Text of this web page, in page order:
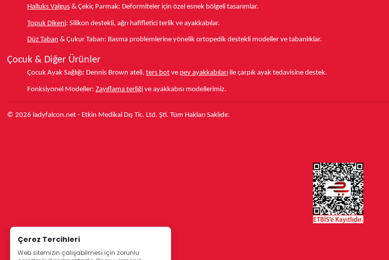
Halluks Valgus & Çekiç Parmak: Deformiteler için özel esnek bölgeli tasarımlar.
Topuk Dikeni: Silikon destekli, ağrı hafifletici terlik ve ayakkabılar.
Düz Taban & Çukur Taban: Basma problemlerine yönelik ortopedik destekli modeller ve tabanlıklar.
Çocuk & Diğer Ürünler
Çocuk Ayak Sağlığı: Dennis Brown ateli, ters bot ve pev ayakkabıları ile çarpık ayak tedavisine destek.
Fonksiyonel Modeller: Zayıflama terliği ve ayakkabısı modellerimiz.
© 2026 ladyfalcon.net - Etkin Medikal Dış Tic. Ltd. Şti. Tüm Hakları Saklıdır.
Çerez Tercihleri
Web sitemizin çalışabilmesi için zorunlu